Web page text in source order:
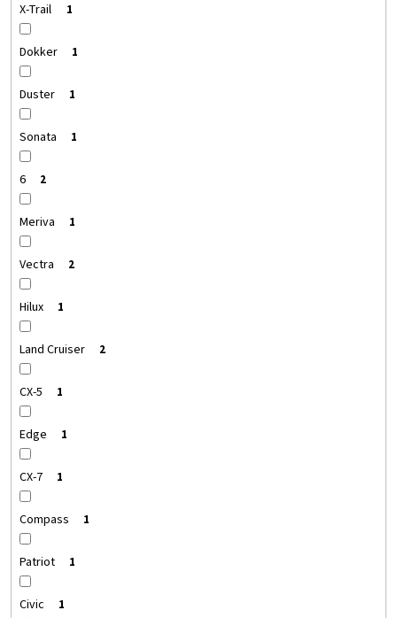
X-Trail 1
Dokker 1
Duster 1
Sonata 1
6 2
Meriva 1
Vectra 2
Hilux 1
Land Cruiser 2
CX-5 1
Edge 1
CX-7 1
Compass 1
Patriot 1
Civic 1